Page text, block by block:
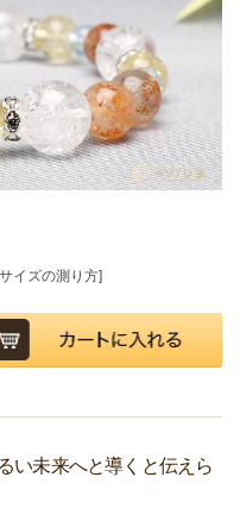
イズの測り方]
い未来へと導くと伝えら